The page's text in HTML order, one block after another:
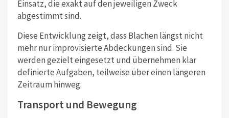
Einsatz, die exakt auf den jeweiligen Zweck
abgestimmt sind.
Diese Entwicklung zeigt, dass Blachen längst nicht
mehr nur improvisierte Abdeckungen sind. Sie
werden gezielt eingesetzt und übernehmen klar
definierte Aufgaben, teilweise über einen längeren
Zeitraum hinweg.
Transport und Bewegung